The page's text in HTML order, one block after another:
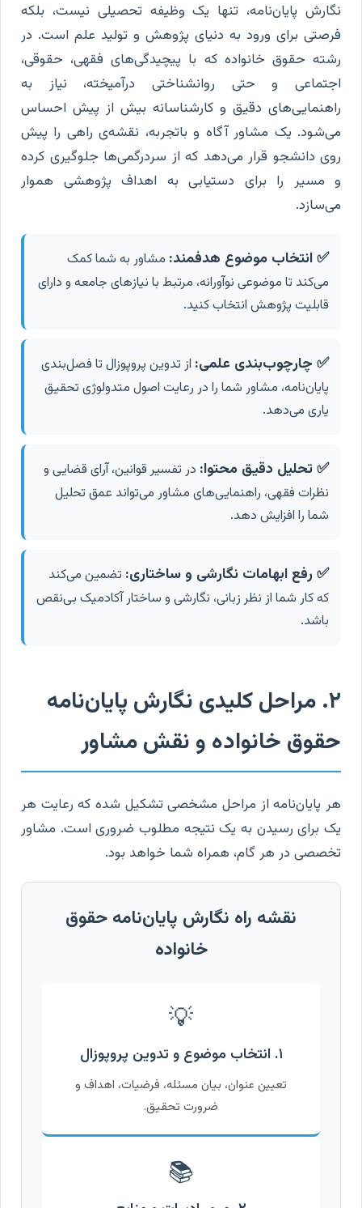
نگارش پایان‌نامه، تنها یک وظیفه تحصیلی نیست، بلکه
فرصتی برای ورود به دنیای پژوهش و تولید علم است. در
رشته حقوق خانواده که با پیچیدگی‌های فقهی، حقوقی،
اجتماعی و حتی روانشناختی درآمیخته، نیاز به
راهنمایی‌های دقیق و کارشناسانه بیش از پیش احساس
می‌شود. یک مشاور آگاه و باتجربه، نقشه‌ی راهی را پیش
روی دانشجو قرار می‌دهد که از سردرگمی‌ها جلوگیری کرده
و مسیر را برای دستیابی به اهداف پژوهشی هموار
می‌سازد.
✅ انتخاب موضوع هدفمند: مشاور به شما کمک
می‌کند تا موضوعی نوآورانه، مرتبط با نیازهای جامعه و دارای
قابلیت پژوهش انتخاب کنید.
✅ چارچوب‌بندی علمی: از تدوین پروپوزال تا فصل‌بندی
پایان‌نامه، مشاور شما را در رعایت اصول متدولوژی تحقیق
یاری می‌دهد.
✅ تحلیل دقیق محتوا: در تفسیر قوانین، آرای قضایی و
نظرات فقهی، راهنمایی‌های مشاور می‌تواند عمق تحلیل
شما را افزایش دهد.
✅ رفع ابهامات نگارشی و ساختاری: تضمین می‌کند
که کار شما از نظر زبانی، نگارشی و ساختار آکادمیک بی‌نقص
باشد.
۲. مراحل کلیدی نگارش پایان‌نامه
حقوق خانواده و نقش مشاور
هر پایان‌نامه از مراحل مشخصی تشکیل شده که رعایت هر
یک برای رسیدن به یک نتیجه مطلوب ضروری است. مشاور
تخصصی در هر گام، همراه شما خواهد بود.
نقشه راه نگارش پایان‌نامه حقوق
خانواده
💡
۱. انتخاب موضوع و تدوین پروپوزال
تعیین عنوان، بیان مسئله، فرضیات، اهداف و
ضرورت تحقیق.
📚